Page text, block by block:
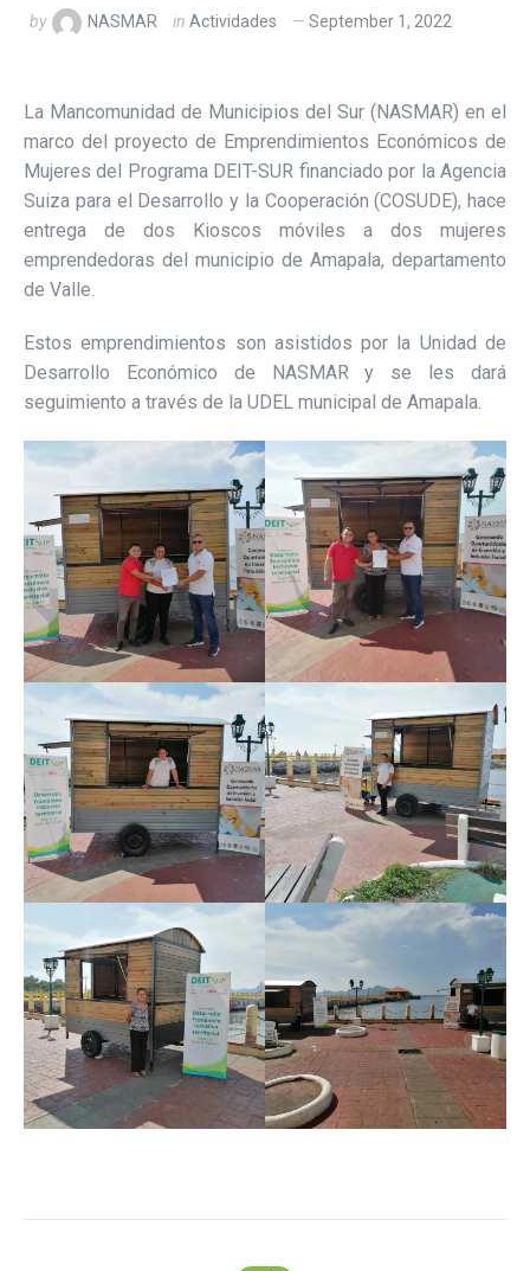
by NASMAR in Actividades September 1, 2022
La Mancomunidad de Municipios del Sur (NASMAR) en el
marco del proyecto de Emprendimientos Económicos de
Mujeres del Programa DEIT-SUR financiado por la Agencia
Suiza para el Desarrollo y la Cooperación (COSUDE), hace
entrega de dos Kioscos móviles a dos mujeres
emprendedoras del municipio de Amapala, departamento
de Valle.
Estos emprendimientos son asistidos por la Unidad de
Desarrollo Económico de NASMAR y se les dará
seguimiento a través de la UDEL municipal de Amapala.